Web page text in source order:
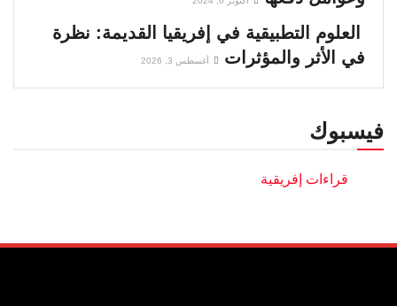
العلوم التطبيقية في إفريقيا القديمة: نظرة
في الأثر والمؤثرات
أغسطس 3, 2026
فيسبوك